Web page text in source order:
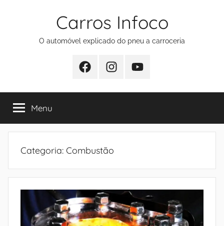
Carros Infoco
O automóvel explicado do pneu a carroceria
FacebookInstagramYoutube
Menu
Categoria: Combustão